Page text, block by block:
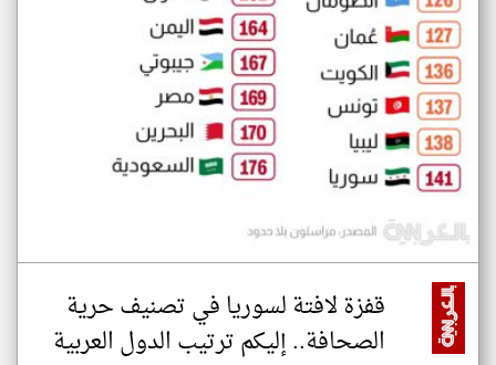
قفزة لافتة لسوريا في تصنيف حرية
الصحافة.. إليكم ترتيب الدول العربية